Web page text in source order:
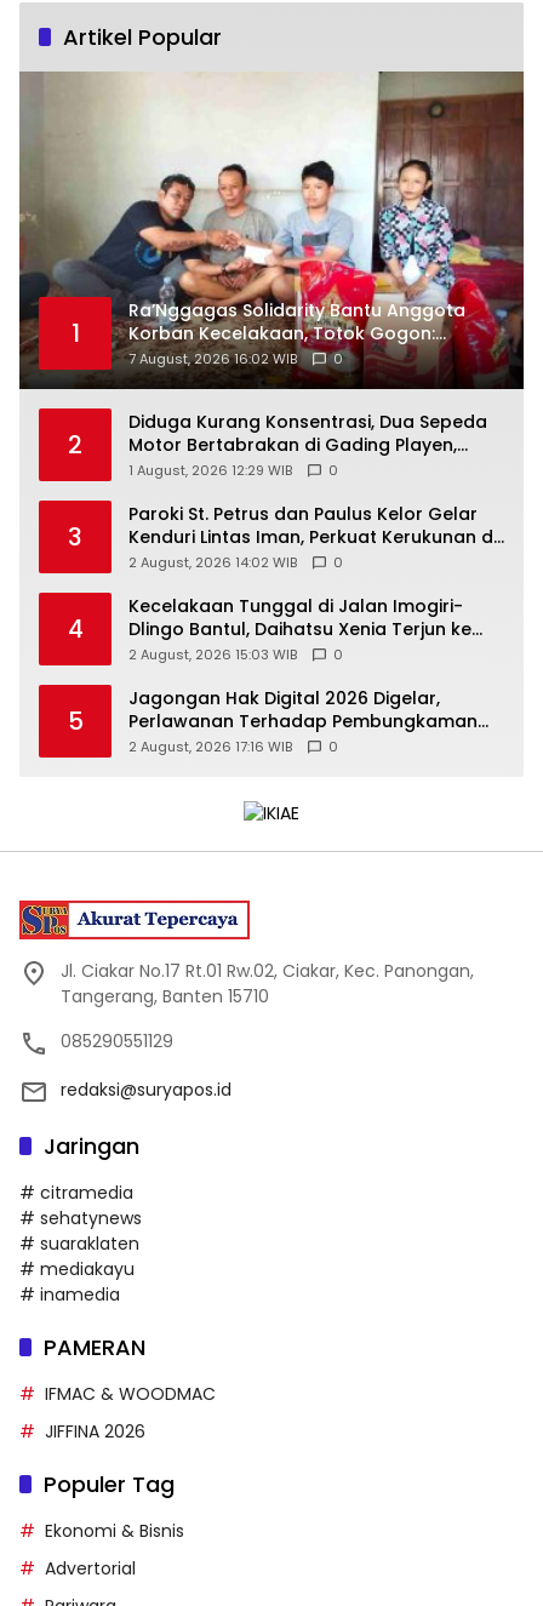
Artikel Popular
1
Ra’Nggagas Solidarity Bantu Anggota
Korban Kecelakaan, Totok Gogon:
Solidaritas Harus Jadi Tindakan Nyata
7 August, 2026 16:02 WIB 0
2
Diduga Kurang Konsentrasi, Dua Sepeda
Motor Bertabrakan di Gading Playen,
Mahasiswi Meninggal
1 August, 2026 12:29 WIB 0
3
Paroki St. Petrus dan Paulus Kelor Gelar
Kenduri Lintas Iman, Perkuat Kerukunan di
Gunungkidul
2 August, 2026 14:02 WIB 0
4
Kecelakaan Tunggal di Jalan Imogiri-
Dlingo Bantul, Daihatsu Xenia Terjun ke
Jurang
2 August, 2026 15:03 WIB 0
5
Jagongan Hak Digital 2026 Digelar,
Perlawanan Terhadap Pembungkaman
Media Digital
2 August, 2026 17:16 WIB 0
Jl. Ciakar No.17 Rt.01 Rw.02, Ciakar, Kec. Panongan,
Tangerang, Banten 15710
085290551129
redaksi@suryapos.id
Jaringan
# citramedia
# sehatynews
# suaraklaten
# mediakayu
# inamedia
PAMERAN
IFMAC & WOODMAC
JIFFINA 2026
Populer Tag
Ekonomi & Bisnis
Advertorial